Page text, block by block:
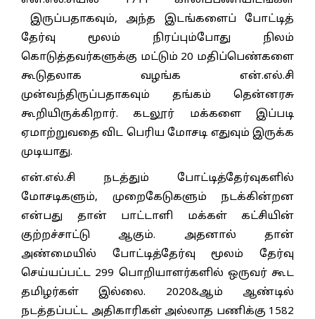
இருப்பதாகவும், அந்த இடங்களைப் போட்டித்
தேர்வு மூலம் நிரப்பும்போது நிலம்
கொடுத்தவர்களுக்கு மட்டும் 20 மதிப்பெண்களை
கூடுதலாக வழங்க என்.எல்.சி
முன்வந்திருப்பதாகவும் தங்கம் தென்னரசு
கூறியிருக்கிறார். கடலூர் மக்களை இப்படி
ஏமாற்றுவதை விட பெரிய மோசடி எதுவும் இருக்க
முடியாது.
என்.எல்.சி நடத்தும் போட்டித்தேர்வுகளில்
மோசடிகளும், முறைகேடுகளும் நடக்கின்றன
என்பது தான் பாட்டாளி மக்கள் கட்சியின்
குற்றச்சாட்டு ஆகும். அதனால் தான்
அண்மையில் போட்டித்தேர்வு மூலம் தேர்வு
செய்யப்பட்ட 299 பொறியாளர்களில் ஒருவர் கூட
தமிழர்கள் இல்லை. 2020&ஆம் ஆண்டில்
நடத்தப்பட்ட அதிகாரிகள் அல்லாத பணிக்கு 1582